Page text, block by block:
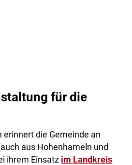
für die
erinnert die Gemeinde an
aus Hohenhameln und
ihrem Einsatz im Landkreis